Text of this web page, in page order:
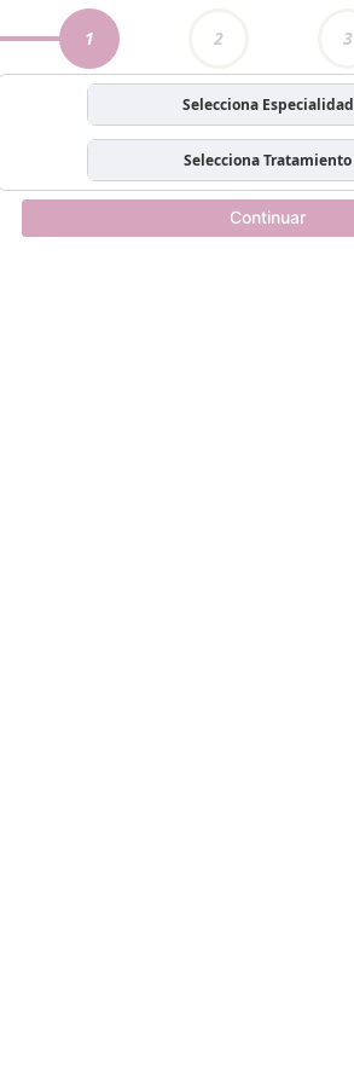
1 2 3
Selecciona Especialidad
Selecciona Tratamiento
Continuar